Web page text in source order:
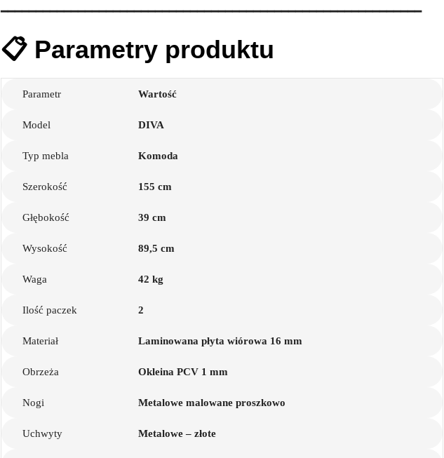
━━━━━━━━━━━━━━━━━━━━━━━━━━━━━━━━━━━━━━━━━━━━━━━━━━━━━━━━━━━━
📋 Parametry produktu
Parametr Wartość
Model DIVA
Typ mebla Komoda
Szerokość 155 cm
Głębokość 39 cm
Wysokość 89,5 cm
Waga 42 kg
Ilość paczek 2
Materiał Laminowana płyta wiórowa 16 mm
Obrzeża Okleina PCV 1 mm
Nogi Metalowe malowane proszkowo
Uchwyty Metalowe – złote